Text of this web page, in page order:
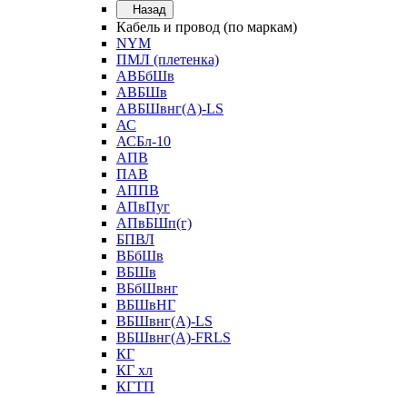
Назад
Кабель и провод (по маркам)
NYM
ПМЛ (плетенка)
АВБбШв
АВБШв
АВБШвнг(А)-LS
АС
АСБл-10
АПВ
ПАВ
АППВ
АПвПуг
АПвБШп(г)
БПВЛ
ВБбШв
ВБШв
ВБбШвнг
ВБШвНГ
ВБШвнг(А)-LS
ВБШвнг(А)-FRLS
КГ
КГ хл
КГТП